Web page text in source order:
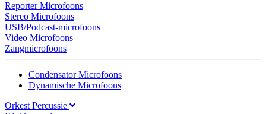
Reporter Microfoons
Stereo Microfoons
USB/Podcast-microfoons
Video Microfoons
Zangmicrofoons
Condensator Microfoons
Dynamische Microfoons
Orkest Percussie